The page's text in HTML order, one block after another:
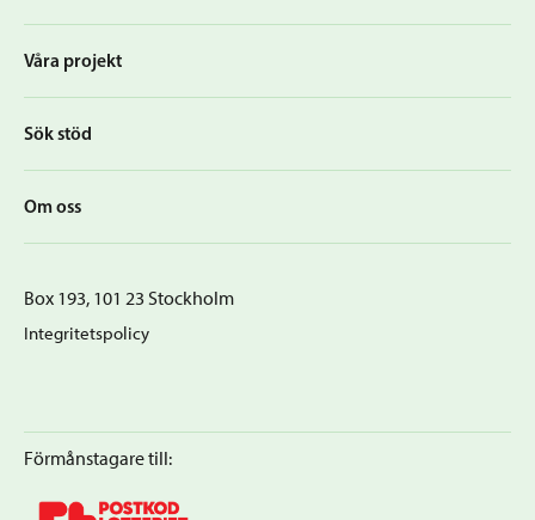
Våra projekt
Sök stöd
Om oss
Förmånstagare till:
Box 193, 101 23 Stockholm
Integritetspolicy